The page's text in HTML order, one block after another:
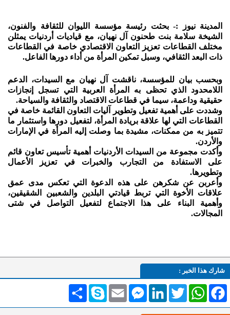
المدينة نيوز :- بحثت رئيسة مؤسسة الليوان للثقافة والفنون،
الشيخة سلامة بنت طحنون آل نهيان، مع قياديات أردنيات يمثلن
مختلف القطاعات تعزيز التعاون الاقتصادي خاصة في القطاعات
ذات البعد الثقافي، وسبل تمكين المرأة من أداء دورها الفاعل.
وبحسب بيان للمؤسسة، ناقشت آل نهيان مع السيدات، الدعم
اللامحدود الذي تحظى به المرأة العربية التي تسجل إنجازات
حقيقية وداعمة، سيما في قطاعات الاقتصاد والثقافة والسياحة.
وشددت على أهمية تفعيل وتطوير آليات التعاون القائمة خاصة في
القطاعات التي لها علاقة بريادة المرأة، لتفعيل دورها واستثمار ما
تتميز به من ممكنات، مشيدة بما وصلت إليه المرأة في الإمارات
والأردن.
وأكدت مجموعة من السيدات الأردنيات أهمية تأسيس تعاون قائم
على الاستفادة من التجارب والخبرات في تعزيز الأعمال
وتطويرها.
وأعربن عن شكرهن على هذه الدعوة التي تعكس مدى عمق
علاقات الأخوة التي تربط قيادتي البلدين والشعبين الشقيقين،
وأهمية البناء على هذا الاجتماع لتفعيل التواصل في شتى
المجالات.
شارك هذا الخبر :
انشر Skype Email
MessengerLinkedInTwitterWhatsAppFacebook